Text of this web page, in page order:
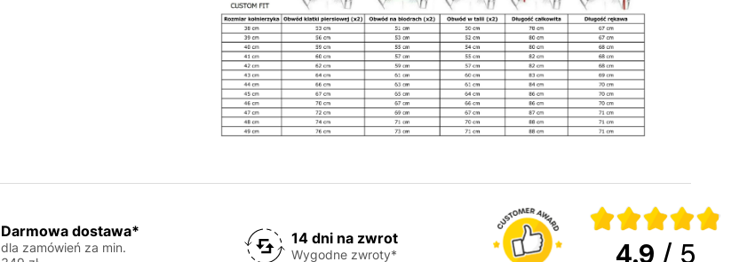
Darmowa dostawa*
dla zamówień za min.
14 dni na zwrot
Wygodne zwroty* 4.9 / 5